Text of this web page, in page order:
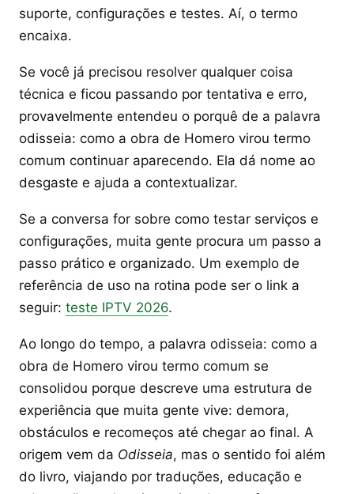
suporte, configurações e testes. Aí, o termo
encaixa.
Se você já precisou resolver qualquer coisa
técnica e ficou passando por tentativa e erro,
provavelmente entendeu o porquê de a palavra
odisseia: como a obra de Homero virou termo
comum continuar aparecendo. Ela dá nome ao
desgaste e ajuda a contextualizar.
Se a conversa for sobre como testar serviços e
configurações, muita gente procura um passo a
passo prático e organizado. Um exemplo de
referência de uso na rotina pode ser o link a
seguir: teste IPTV 2026.
Ao longo do tempo, a palavra odisseia: como a
obra de Homero virou termo comum se
consolidou porque descreve uma estrutura de
experiência que muita gente vive: demora,
obstáculos e recomeços até chegar ao final. A
origem vem da Odisseia, mas o sentido foi além
do livro, viajando por traduções, educação e